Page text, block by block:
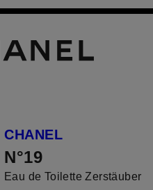
CHANEL
N°19
Eau de Toilette Zerstäuber